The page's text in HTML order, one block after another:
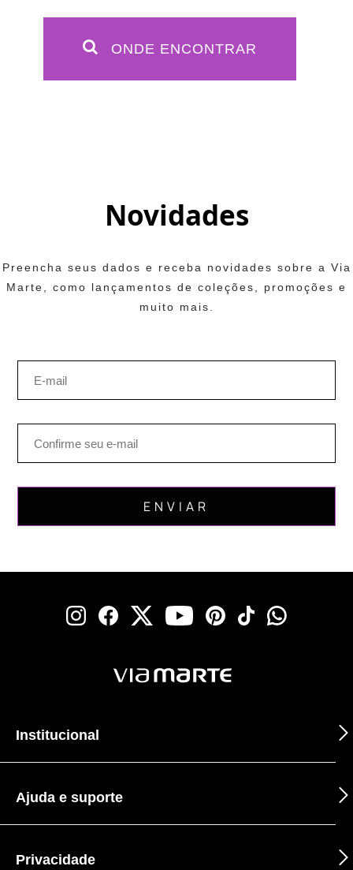
ONDE ENCONTRAR
Novidades
Preencha seus dados e receba novidades sobre a Via
Marte, como lançamentos de coleções, promoções e
muito mais.
Institucional
Ajuda e suporte
Privacidade